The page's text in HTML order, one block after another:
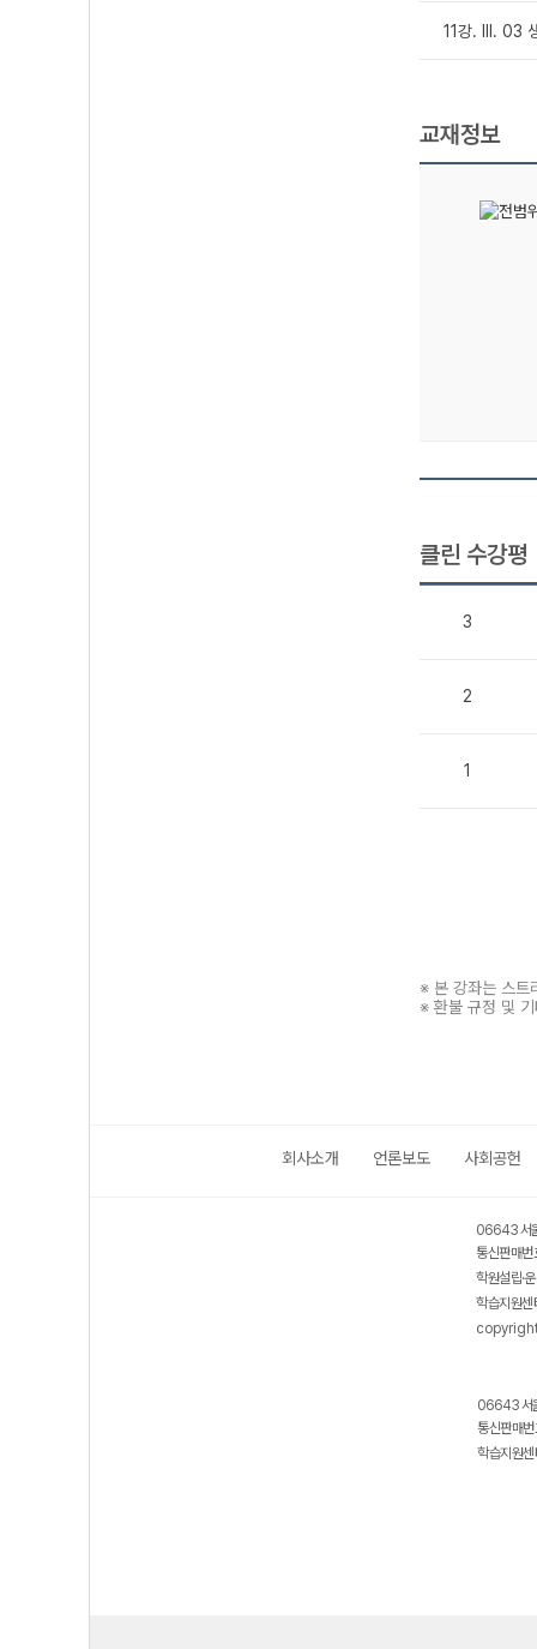
11강. Ⅲ. 03
교재정보
클린 수강평
3
2
1
※ 본 강좌는 스트
※ 환불 규정 및
회사소개 언론보도 사회공헌
06643 서
통신판매
학원설립·
학습지원
06643 서
통신판매
학습지원